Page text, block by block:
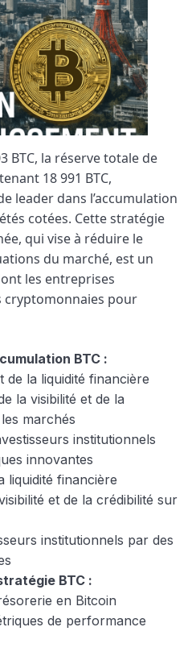
BTC, la réserve totale de
18 991 BTC,
leader dans l’accumulation
cotées. Cette stratégie
qui vise à réduire le
du marché, est un
les entreprises
cryptomonnaies pour
BTC :
de la liquidité financière
la visibilité et de la
marchés
institutionnels
innovantes
liquidité financière
et de la crédibilité sur
institutionnels par des
BTC :
en Bitcoin
de performance